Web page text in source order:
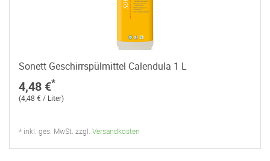
Sonett Geschirrspülmittel Calendula 1 L
4,48 €*
(4,48 € / Liter)
* inkl. ges. MwSt. zzgl. Versandkosten